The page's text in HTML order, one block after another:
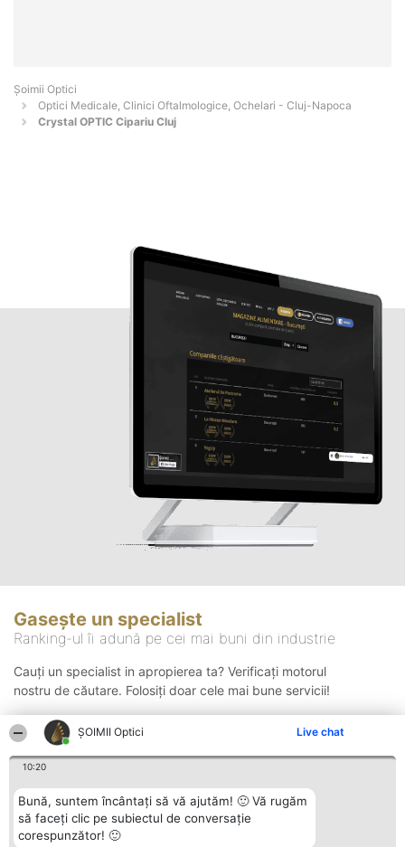
ȘOIMII Optici Live chat
10:20
Bună, suntem încântați să vă ajutăm! 🙂 Vă rugăm
să faceți clic pe subiectul de conversație
corespunzător! 🙂
Șoimii Optici
Optici Medicale, Clinici Oftalmologice, Ochelari - Cluj-Napoca
Crystal OPTIC Cipariu Cluj
Gasește un specialist
Ranking-ul îi adună pe cei mai buni din industrie
Cauți un specialist in apropierea ta? Verificați motorul
nostru de căutare. Folosiți doar cele mai bune servicii!